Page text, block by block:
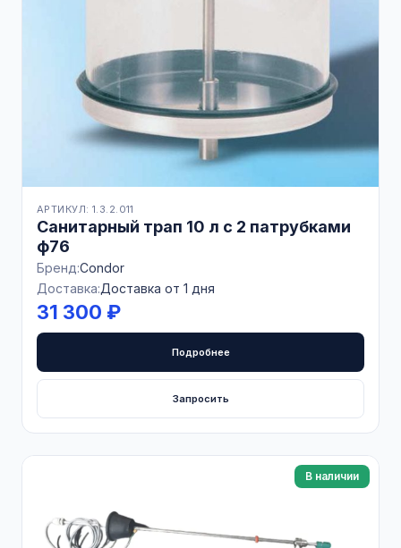
АРТИКУЛ: 1.3.2.011
Санитарный трап 10 л с 2 патрубками
ф76
Бренд:Condor
Доставка:Доставка от 1 дня
31 300 ₽
Подробнее
Запросить
В наличии